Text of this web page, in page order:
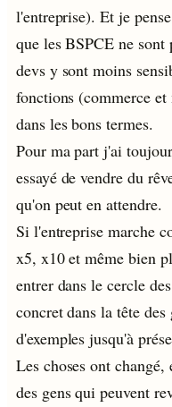
l'entreprise). Et je
que les BSPCE ne
devs y sont moins
fonctions (commerce
dans les bons termes.
Pour ma part j'ai
essayé de vendre du
qu'on peut en attendre.
Si l'entreprise marche
x5, x10 et même bien
entrer dans le cercle
concret dans la tête
d'exemples jusqu'à
Les choses ont changé,
des gens qui peuvent